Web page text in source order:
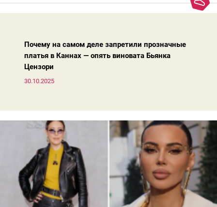
моды. Вовсе нет.Проблема в том, что сама мода сделала шаг
Почему на самом деле запретили прозначные
платья в Каннах — опять виновата Бьянка
Цензори
30.10.2025